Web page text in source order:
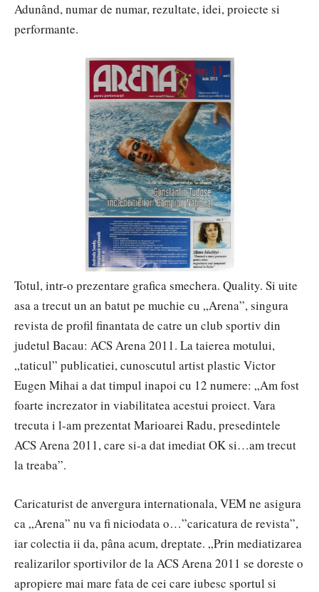
Adunând, numar de numar, rezultate, idei, proiecte si
performante.
Totul, intr-o prezentare grafica smechera. Quality. Si uite
asa a trecut un an batut pe muchie cu „Arena”, singura
revista de profil finantata de catre un club sportiv din
judetul Bacau: ACS Arena 2011. La taierea motului,
„taticul” publicatiei, cunoscutul artist plastic Victor
Eugen Mihai a dat timpul inapoi cu 12 numere: „Am fost
foarte increzator in viabilitatea acestui proiect. Vara
trecuta i l-am prezentat Marioarei Radu, presedintele
ACS Arena 2011, care si-a dat imediat OK si…am trecut
la treaba”.
Caricaturist de anvergura internationala, VEM ne asigura
ca „Arena” nu va fi niciodata o…”caricatura de revista”,
iar colectia ii da, pâna acum, dreptate. „Prin mediatizarea
realizarilor sportivilor de la ACS Arena 2011 se doreste o
apropiere mai mare fata de cei care iubesc sportul si